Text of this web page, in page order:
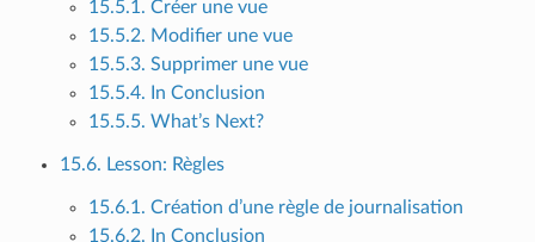
15.5.1. Créer une vue
15.5.2. Modifier une vue
15.5.3. Supprimer une vue
15.5.4. In Conclusion
15.5.5. What’s Next?
15.6. Lesson: Règles
15.6.1. Création d’une règle de journalisation
15.6.2. In Conclusion